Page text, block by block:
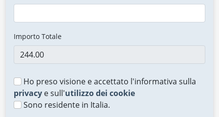
Importo Totale
Ho preso visione e accettato l'informativa sulla
privacy e sull'utilizzo dei cookie
Sono residente in Italia.